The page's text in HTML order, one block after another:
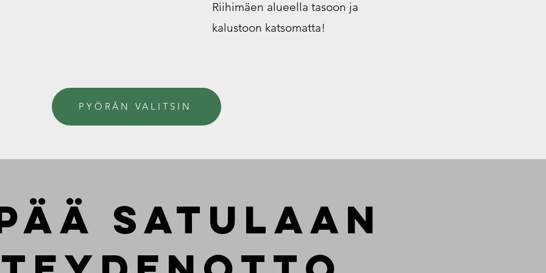
Riihimäen alueella tasoon ja
kalustoon katsomatta!
PYÖRÄN VALITSIN
satulaan